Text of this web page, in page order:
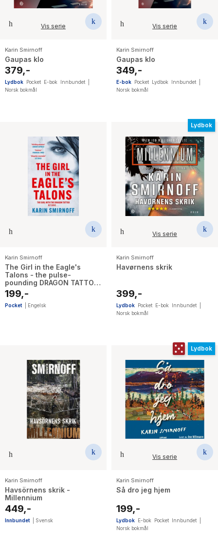
Vis serie
Karin Smirnoff
Gaupas klo
379,-
Lydbok Pocket E-bok Innbundet
Norsk bokmål
Vis serie
Karin Smirnoff
Gaupas klo
349,-
E-bok Pocket Lydbok Innbundet
Norsk bokmål
Karin Smirnoff
The Girl in the Eagle's
Talons - the pulse-
pounding DRAGON TATTOO
thriller
199,-
Pocket Engelsk
Lydbok
Vis serie
Karin Smirnoff
Havørnens skrik
399,-
Lydbok Pocket E-bok Innbundet
Norsk bokmål
Karin Smirnoff
Havsörnens skrik -
Millennium
449,-
Innbundet Svensk
Lydbok
Vis serie
Karin Smirnoff
Så dro jeg hjem
199,-
Lydbok E-bok Pocket Innbundet
Norsk bokmål